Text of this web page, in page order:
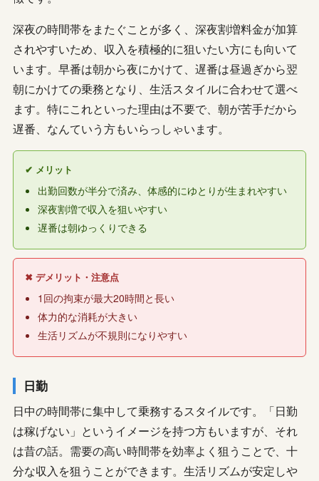
深夜の時間帯をまたぐことが多く、深夜割増料金が加算
されやすいため、収入を積極的に狙いたい方にも向いて
います。早番は朝から夜にかけて、遅番は昼過ぎから翌
朝にかけての乗務となり、生活スタイルに合わせて選べ
ます。特にこれといった理由は不要で、朝が苦手だから
遅番、なんていう方もいらっしゃいます。
✔ メリット
出勤回数が半分で済み、体感的にゆとりが生まれやすい
深夜割増で収入を狙いやすい
遅番は朝ゆっくりできる
✖ デメリット・注意点
1回の拘束が最大20時間と長い
体力的な消耗が大きい
生活リズムが不規則になりやすい
日勤
日中の時間帯に集中して乗務するスタイルです。「日勤
は稼げない」というイメージを持つ方もいますが、それ
は昔の話。需要の高い時間帯を効率よく狙うことで、十
分な収入を狙うことができます。生活リズムが安定しや